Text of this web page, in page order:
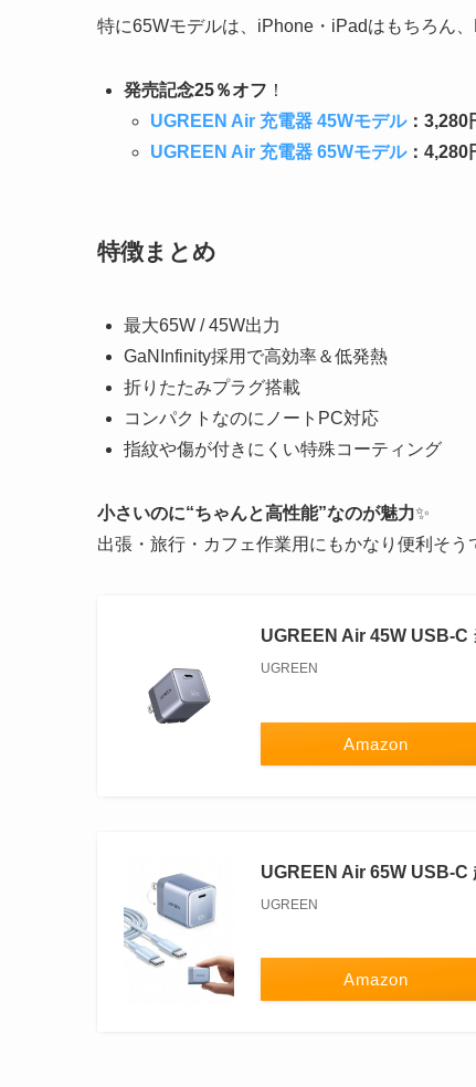
特に65Wモデルは、iPhone・iPadはもちろん
発売記念25％オフ ！
UGREEN Air 充電器 45Wモデル：3,280
UGREEN Air 充電器 65Wモデル：4,280
特徴まとめ
最大65W / 45W出力
GaNInfinity採用で高効率＆低発熱
折りたたみプラグ搭載
コンパクトなのにノートPC対応
指紋や傷が付きにくい特殊コーティング
小さいのに“ちゃんと高性能”なのが魅力✨
出張・旅行・カフェ作業用にもかなり便利そう
UGREEN Air 45W USB-C
UGREEN
Amazon
UGREEN Air 65W USB-C
UGREEN
Amazon